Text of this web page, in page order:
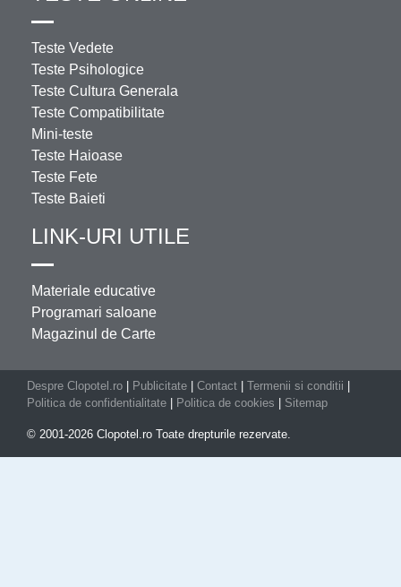
Teste Vedete
Teste Psihologice
Teste Cultura Generala
Teste Compatibilitate
Mini-teste
Teste Haioase
Teste Fete
Teste Baieti
LINK-URI UTILE
Materiale educative
Programari saloane
Magazinul de Carte
Despre Clopotel.ro Publicitate Contact Termenii si conditii
Politica de confidentialitate
Politica de cookies Sitemap
© 2001-2026 Clopotel.ro Toate drepturile rezervate.